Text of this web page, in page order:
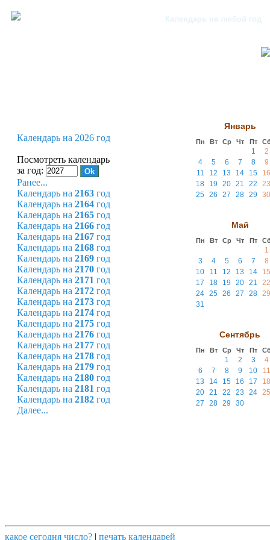
Январь
Пн Вт Ср Чт Пт
1
2
4
5 6 7 8
9
11
12 13 14 15
16
18
19 20 21 22
23
25
26 27 28 29 30
Май
Пн Вт Ср Чт Пт
1
3
4 5 6 7
8
10
11 12 13 14
15
17
18 19 20 21
22
24 25 26 27 28 29
31
Сентябрь
Пн Вт Ср Чт Пт
1 2 3
4
6
7 8 9 10
11
13
14 15 16 17
18
20 21 22 23 24 25
27
28 29 30
Календарь на 2026 год
Посмотреть календарь
за год:
Ранее...
Календарь на 2163 год
Календарь на 2164 год
Календарь на 2165 год
Календарь на 2166 год
Календарь на 2167 год
Календарь на 2168 год
Календарь на 2169 год
Календарь на 2170 год
Календарь на 2171 год
Календарь на 2172 год
Календарь на 2173 год
Календарь на 2174 год
Календарь на 2175 год
Календарь на 2176 год
Календарь на 2177 год
Календарь на 2178 год
Календарь на 2179 год
Календарь на 2180 год
Календарь на 2181 год
Календарь на 2182 год
Далее...
какое сегодня число? | печать календарей